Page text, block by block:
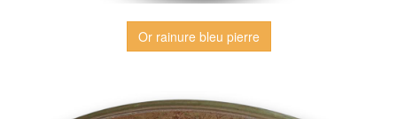
Or rainure bleu pierre